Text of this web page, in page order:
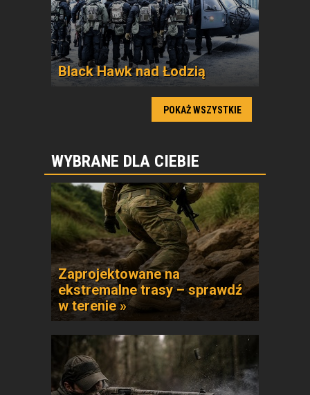
Black Hawk nad Łodzią
POKAŻ WSZYSTKIE
WYBRANE DLA CIEBIE
Zaprojektowane na
ekstremalne trasy – sprawdź
w terenie »